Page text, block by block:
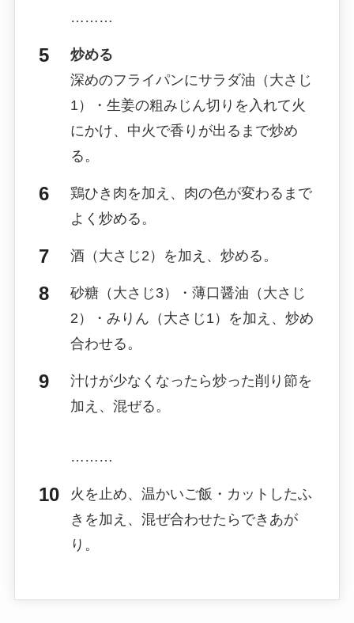
………
炒める
深めのフライパンにサラダ油（大さじ
1）・生姜の粗みじん切りを入れて火
にかけ、中火で香りが出るまで炒め
る。
鶏ひき肉を加え、肉の色が変わるまで
よく炒める。
酒（大さじ2）を加え、炒める。
砂糖（大さじ3）・薄口醤油（大さじ
2）・みりん（大さじ1）を加え、炒め
合わせる。
汁けが少なくなったら炒った削り節を
加え、混ぜる。
………
火を止め、温かいご飯・カットしたふ
きを加え、混ぜ合わせたらできあが
り。